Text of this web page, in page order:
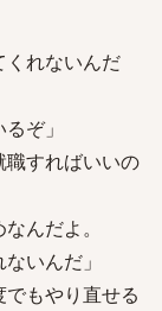
くれないんだ
ぞ」
すればいいの
んだよ。
いんだ」
もやり直せる